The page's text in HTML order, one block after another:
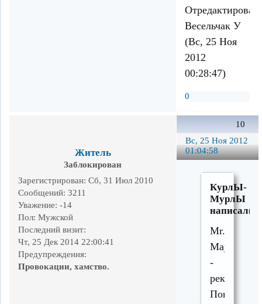
Весельчак У
(Вс, 25 Ноя
2012
00:28:47)
0
10
Вс, 25 Ноя 2012
01:04:58
Житель
Заблокирован
Зарегистрирован: Сб, 31 Июл 2010
Сообщений: 3211
Уважение: -14
Пол: Мужской
Последний визит:
Чт, 25 Дек 2014 22:00:41
Предупреждения:
Провокации, хамство.
КурлЫ-
МурлЫ
Mr.
Mayhem,
-